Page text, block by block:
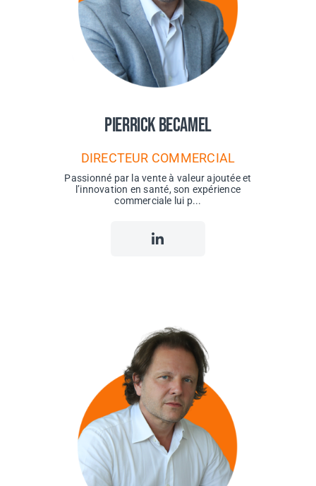
Pierrick Becamel
DIRECTEUR COMMERCIAL
Passionné par la vente à valeur ajoutée et
l’innovation en santé, son expérience
commerciale lui p...